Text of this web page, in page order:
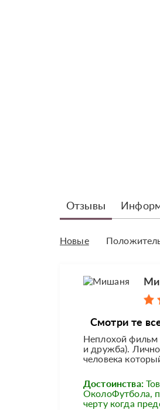
Отзывы
Новые
Смотри те
Неплохой фильм
и дружба).
человека
Достоинства:
ОколоФутбола,
черту когда